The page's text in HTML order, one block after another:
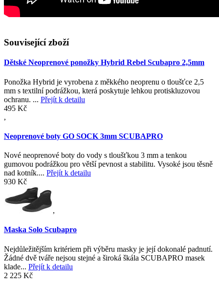
Související zboží
Dětské Neoprenové ponožky Hybrid Rebel Scubapro 2,5mm
Ponožka Hybrid je vyrobena z měkkého neoprenu o tloušťce 2,5
mm s textilní podrážkou, která poskytuje lehkou protiskluzovou
ochranu. ... Přejít k detailu
495 Kč
,
Neoprenové boty GO SOCK 3mm SCUBAPRO
Nové neoprenové boty do vody s tloušťkou 3 mm a tenkou
gumovou podrážkou pro větší pevnost a stabilitu. Vysoké jsou těsně
nad kotník.... Přejít k detailu
930 Kč
,
Maska Solo Scubapro
Nejdůležitějším kritériem při výběru masky je její dokonalé padnutí.
Žádné dvě tváře nejsou stejné a široká škála SCUBAPRO masek
klade... Přejít k detailu
2 225 Kč